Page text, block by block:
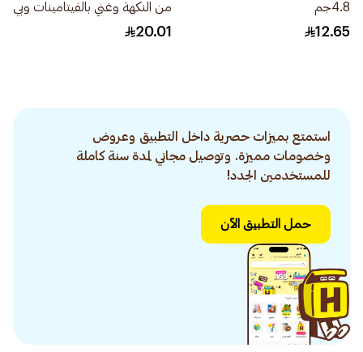
4.8جم
12.65
من النكهة وغني بالفيتامينات وبي
كاروتين 4.5جرام
20.01
استمتع بميزات حصرية داخل التطبيق وعروض
وخصومات مميزة. وتوصيل مجاني لمدة سنة كاملة
للمستخدمين الجدد!
حمل التطبيق الآن